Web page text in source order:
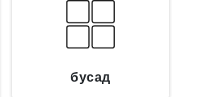
бусад